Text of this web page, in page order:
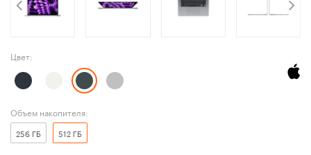
Цвет:
Объем накопителя:
256 ГБ 512 ГБ